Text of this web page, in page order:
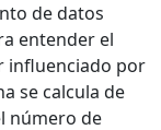
de datos
entender el
influenciado por
se calcula de
número de